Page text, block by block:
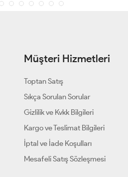
Müşteri Hizmetleri
Toptan Satış
Sıkça Sorulan Sorular
Gizlilik ve Kvkk Bilgileri
Kargo ve Teslimat Bilgileri
İptal ve İade Koşulları
Mesafeli Satış Sözleşmesi